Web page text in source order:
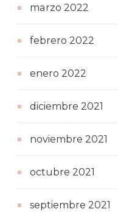
marzo 2022
febrero 2022
enero 2022
diciembre 2021
noviembre 2021
octubre 2021
septiembre 2021